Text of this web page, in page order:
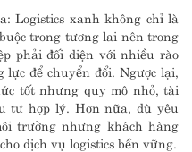
Logistics xanh không chỉ là
trong tương lai nên trong
phải đối diện với nhiều rào
để chuyển đổi. Ngược lại,
tốt nhưng quy mô nhỏ, tài
tư hợp lý. Hơn nữa, dù yêu
trường nhưng khách hàng
dịch vụ logistics bền vững.